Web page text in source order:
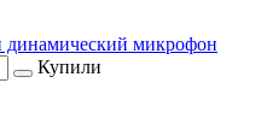
динамический микрофон
Купили